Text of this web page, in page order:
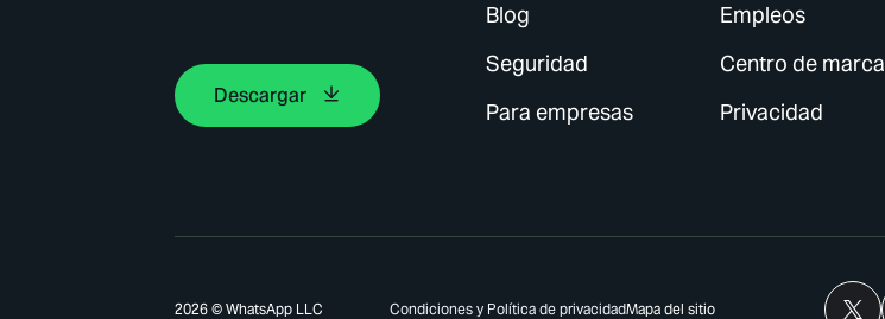
Descargar
Blog
Seguridad
Para empresas
Empleos
Centro de marca
Privacidad
2026 © WhatsApp LLC Condiciones y Política de privacidadMapa del sitio